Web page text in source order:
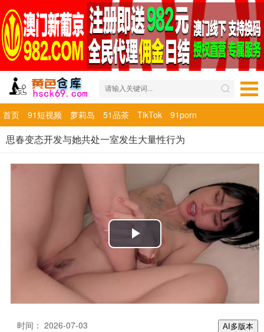
首页 91短视频 萝莉岛 51品茶 TikTok 91porn
思春变态开发与她共处一室发生大量性行为
AI多版本
时间： 2026-07-03